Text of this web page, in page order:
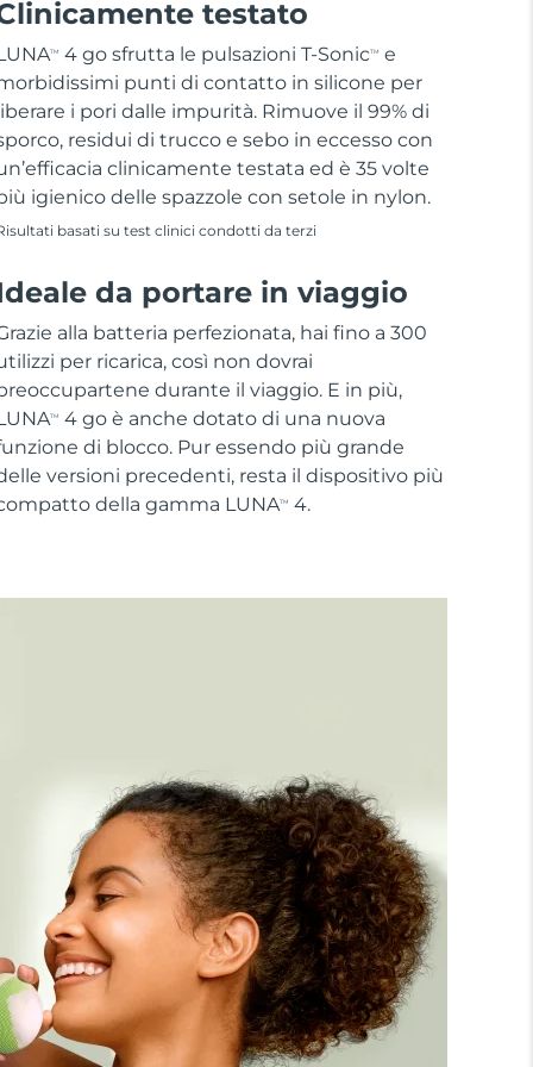
testato
TM 4 go sfrutta le pulsazioni T-SonicTM
e
punti di contatto in silicone per
i pori dalle impurità. Rimuove il 99% di
residui di trucco e sebo in eccesso con
clinicamente testata ed è 35 volte
igienico delle spazzole con setole in nylon.
basati su test clinici condotti da terzi
da portare in viaggio
alla batteria perfezionata, hai fino a 300
per ricarica, così non dovrai
durante il viaggio. E in più,
TM
4 go è anche dotato di una nuova
di blocco. Pur essendo più grande
versioni precedenti, resta il dispositivo più
della gamma LUNATM 4.